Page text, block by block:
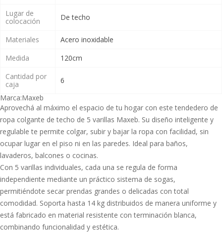
Lugar de
colocación
De techo
Materiales
Acero inoxidable
Medida
120cm
Cantidad por
caja
6
Marca:Maxeb
Aprovechá al máximo el espacio de tu hogar con este tendedero de
ropa colgante de techo de 5 varillas Maxeb. Su diseño inteligente y
regulable te permite colgar, subir y bajar la ropa con facilidad, sin
ocupar lugar en el piso ni en las paredes. Ideal para baños,
lavaderos, balcones o cocinas.
Con 5 varillas individuales, cada una se regula de forma
independiente mediante un práctico sistema de sogas,
permitiéndote secar prendas grandes o delicadas con total
comodidad. Soporta hasta 14 kg distribuidos de manera uniforme y
está fabricado en material resistente con terminación blanca,
combinando funcionalidad y estética.